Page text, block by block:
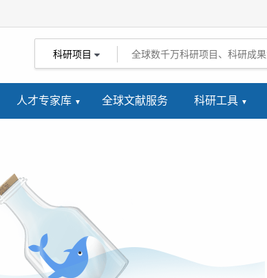
科研项目
人才专家库 全球文献服务 科研工具